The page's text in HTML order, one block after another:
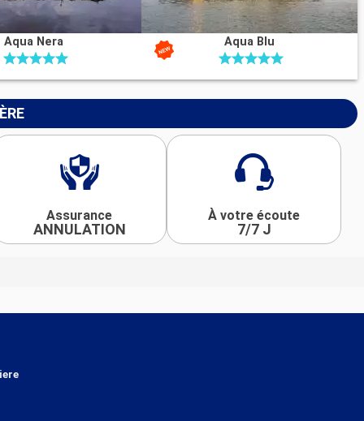
Aqua Nera Aqua Blu
Assurance
ANNULATION
À votre écoute
7/7 J